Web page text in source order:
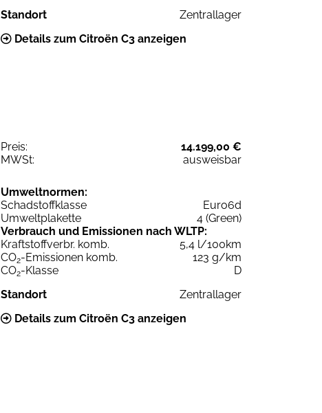
Standort
Zentrallager
Details zum Citroën C3 anzeigen
Preis:
14.199,00 €
MWSt:
ausweisbar
Umweltnormen:
Schadstoffklasse
Euro6d
Umweltplakette
4 (Green)
Verbrauch und Emissionen nach WLTP:
Kraftstoffverbr. komb.
5,4 l/100km
CO2-Emissionen komb.
123 g/km
CO2-Klasse
D
Standort
Zentrallager
Details zum Citroën C3 anzeigen